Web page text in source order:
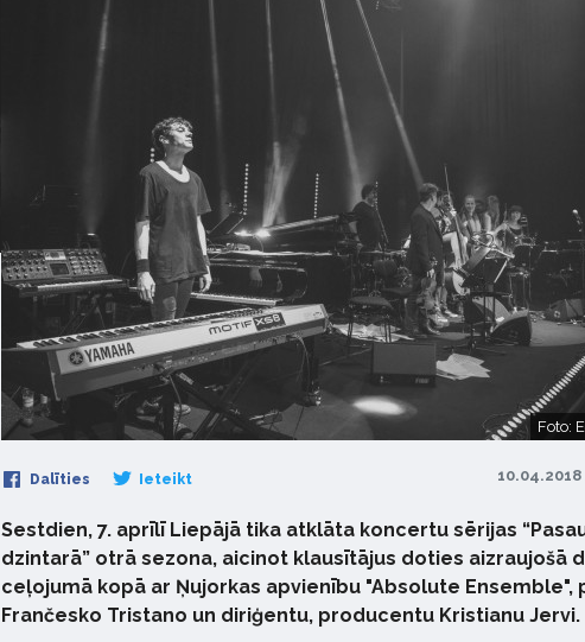
Foto:
Dalīties Ieteikt
Sestdien, 7. aprīlī Liepājā tika atklāta koncertu sērijas
dzintarā” otrā sezona, aicinot klausītājus doties aizraujošā
ceļojumā kopā ar Ņujorkas apvienību "Absolute Ensemble",
Frančesko Tristano un diriģentu, producentu Kristianu Jervi.